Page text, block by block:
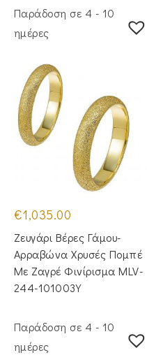
Παράδοση σε 4 - 10
ημέρες
€1,035.00
Ζευγάρι Βέρες Γάμου-
Αρραβώνα Χρυσές Πομπέ
Με Ζαγρέ Φινίρισμα MLV-
244-101003Y
Παράδοση σε 4 - 10
ημέρες